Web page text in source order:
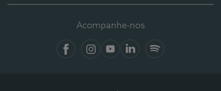
Acompanhe-nos